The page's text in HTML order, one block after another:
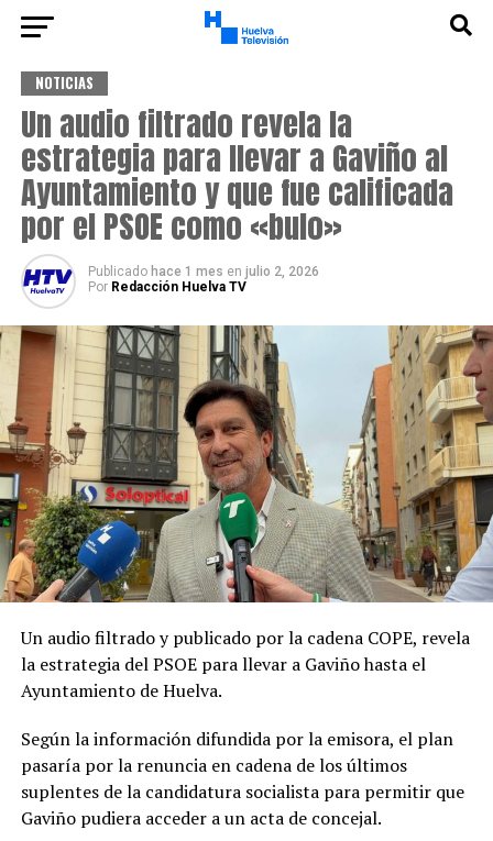
NOTICIAS
Un audio filtrado revela la
estrategia para llevar a Gaviño al
Ayuntamiento y que fue calificada
por el PSOE como «bulo»
Publicado hace 1 mes en julio 2, 2026
Por Redacción Huelva TV
Un audio filtrado y publicado por la cadena COPE, revela
la estrategia del PSOE para llevar a Gaviño hasta el
Ayuntamiento de Huelva.
Según la información difundida por la emisora, el plan
pasaría por la renuncia en cadena de los últimos
suplentes de la candidatura socialista para permitir que
Gaviño pudiera acceder a un acta de concejal.